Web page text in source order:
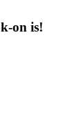
on is!